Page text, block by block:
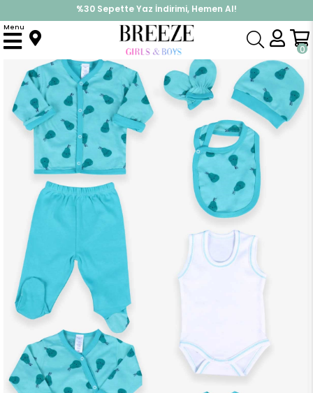
%30 Sepette Yaz İndirimi, Hemen Al!
İndirimlere ek %10 İndirimi Kap, Hemen Üye Ol!
0
Menu
Anasayfa Hastane Çıkışı